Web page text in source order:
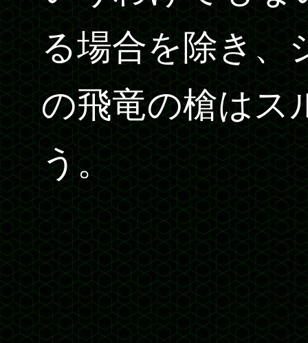
る場合を除き、
の飛竜の槍はス
う。